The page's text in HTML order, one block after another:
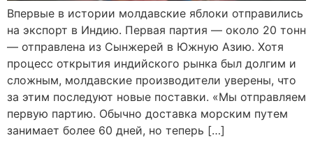
Впервые в истории молдавские яблоки отправились
на экспорт в Индию. Первая партия — около 20 тонн
— отправлена из Сынжерей в Южную Азию. Хотя
процесс открытия индийского рынка был долгим и
сложным, молдавские производители уверены, что
за этим последуют новые поставки. «Мы отправляем
первую партию. Обычно доставка морским путем
занимает более 60 дней, но теперь […]